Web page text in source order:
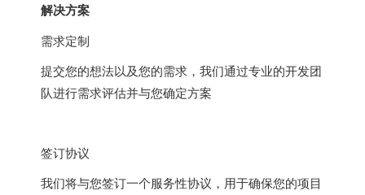
解决方案
需求定制
提交您的想法以及您的需求，我们通过专业的开发团
队进行需求评估并与您确定方案
签订协议
我们将与您签订一个服务性协议，用于确保您的项目